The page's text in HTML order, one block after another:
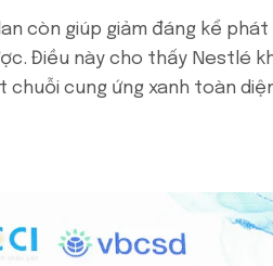
còn giúp giảm đáng kể
Điều này cho thấy Nestlé
chuỗi cung ứng xanh toàn